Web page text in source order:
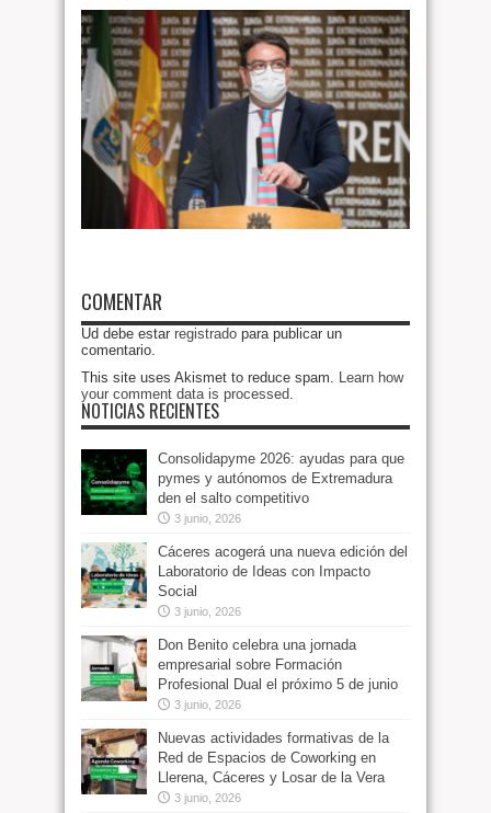
COMENTAR
Ud debe estar registrado para publicar un
comentario.
This site uses Akismet to reduce spam. Learn how
your comment data is processed.
NOTICIAS RECIENTES
Consolidapyme 2026: ayudas para que
pymes y autónomos de Extremadura
den el salto competitivo
3 junio, 2026
Cáceres acogerá una nueva edición del
Laboratorio de Ideas con Impacto
Social
3 junio, 2026
Don Benito celebra una jornada
empresarial sobre Formación
Profesional Dual el próximo 5 de junio
3 junio, 2026
Nuevas actividades formativas de la
Red de Espacios de Coworking en
Llerena, Cáceres y Losar de la Vera
3 junio, 2026